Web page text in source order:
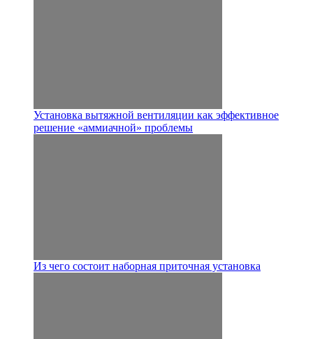
Установка вытяжной вентиляции как эффективное
решение «аммиачной» проблемы
Из чего состоит наборная приточная установка